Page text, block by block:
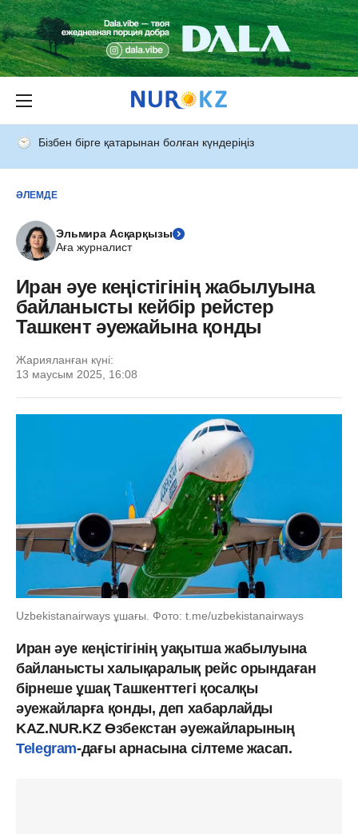
Бізбен бірге қатарынан болған күндеріңіз
ӘЛЕМДЕ
Эльмира Асқарқызы
Аға журналист
Иран әуе кеңістігінің жабылуына
байланысты кейбір рейстер
Ташкент әуежайына қонды
Жарияланған күні:
13 маусым 2025, 16:08
Uzbekistanairways ұшағы. Фото: t.me/uzbekistanairways
Иран әуе кеңістігінің уақытша жабылуына
байланысты халықаралық рейс орындаған
бірнеше ұшақ Ташкенттегі қосалқы
әуежайларға қонды, деп хабарлайды
KAZ.NUR.KZ Өзбекстан әуежайларының
Telegram-дағы арнасына сілтеме жасап.